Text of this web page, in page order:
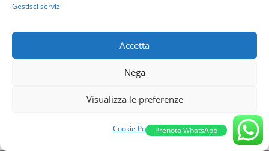
Gestisci servizi
Accetta
Nega
Visualizza le preferenze
Cookie Policy
Economico
questo sito internet
Prenota WhatsApp